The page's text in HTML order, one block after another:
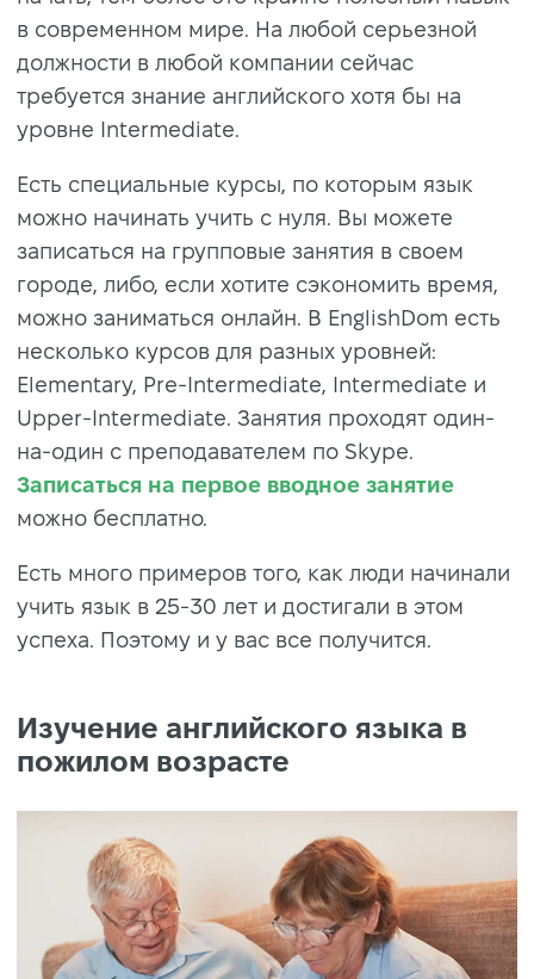
в современном мире. На любой серьезной
должности в любой компании сейчас
требуется знание английского хотя бы на
уровне Intermediate.
Есть специальные курсы, по которым язык
можно начинать учить с нуля. Вы можете
записаться на групповые занятия в своем
городе, либо, если хотите сэкономить время,
можно заниматься онлайн. В EnglishDom есть
несколько курсов для разных уровней:
Elementary, Pre-Intermediate, Intermediate и
Upper-Intermediate. Занятия проходят один-
на-один с преподавателем по Skype.
Записаться на первое вводное занятие
можно бесплатно.
Есть много примеров того, как люди начинали
учить язык в 25-30 лет и достигали в этом
успеха. Поэтому и у вас все получится.
Изучение английского языка в
пожилом возрасте